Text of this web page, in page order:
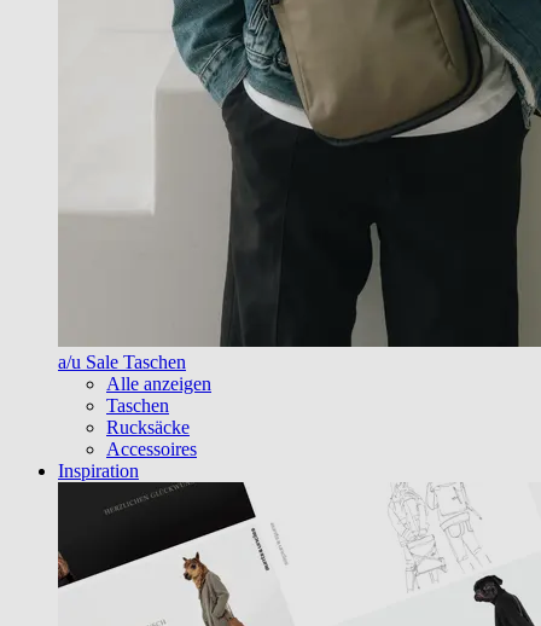
a/u Sale Taschen
Alle anzeigen
Taschen
Rucksäcke
Accessoires
Inspiration